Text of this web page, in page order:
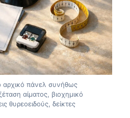
αρχικό πάνελ συνήθως
αίματος, βιοχημικό
θυρεοειδούς, δείκτες